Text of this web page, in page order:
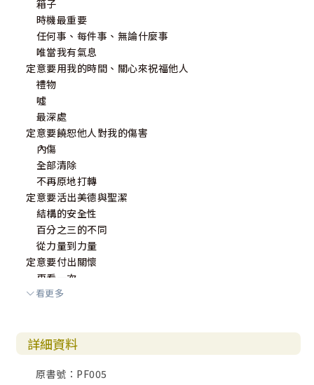
箱子
時機最重要
任何事、每件事、無論什麼事
唯當我有氣息
定意要用我的時間、關心來祝福他人
禮物
噓
最深處
定意要饒恕他人對我的傷害
內傷
全部清除
不再原地打轉
定意要活出美德與聖潔
結構的安全性
百分之三的不同
從力量到力量
定意要付出關懷
再看一次
如何修復未破碎的心
第三部 這對我是最重要的
定意要成為帶給丈夫祝福的女人
求婚
看更多
詳細資料
原書號：PF005